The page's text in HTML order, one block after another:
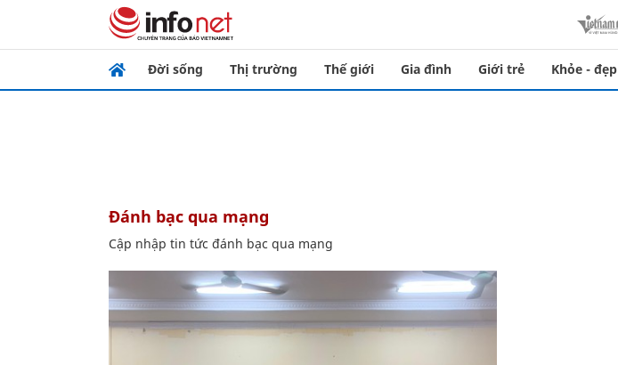
Đời sống Thị trường Thế giới Gia đình Giới trẻ Khỏe - đẹp
đánh bạc qua mạng
Cập nhập tin tức đánh bạc qua mạng